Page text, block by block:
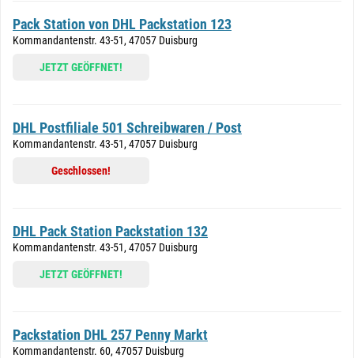
Pack Station von DHL Packstation 123
Kommandantenstr. 43-51, 47057 Duisburg
JETZT GEÖFFNET!
DHL Postfiliale 501 Schreibwaren / Post
Kommandantenstr. 43-51, 47057 Duisburg
Geschlossen!
DHL Pack Station Packstation 132
Kommandantenstr. 43-51, 47057 Duisburg
JETZT GEÖFFNET!
Packstation DHL 257 Penny Markt
Kommandantenstr. 60, 47057 Duisburg